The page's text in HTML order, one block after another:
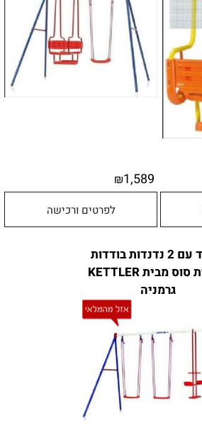
₪1,589
לפרטים ורכישה
מעמד עם 2 נדנדות בודדות
ונדנדת סוס מבית KETTLER
גרמניה